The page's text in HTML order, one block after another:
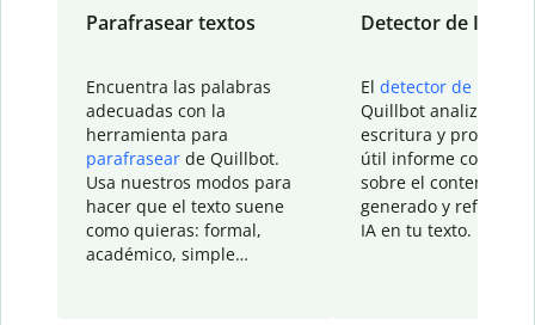
Parafrasear textos
Encuentra las palabras
adecuadas con la
herramienta para
parafrasear de Quillbot.
Usa nuestros modos para
hacer que el texto suene
como quieras: formal,
académico, simple…
Detector de IA
El detector de IA
Quillbot analiza tu
escritura y
útil informe con
sobre el contenido
generado y refinado
IA en tu texto.